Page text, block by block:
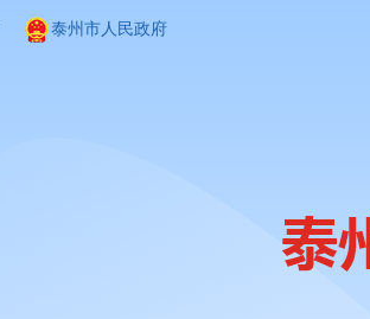
泰州市人民政府